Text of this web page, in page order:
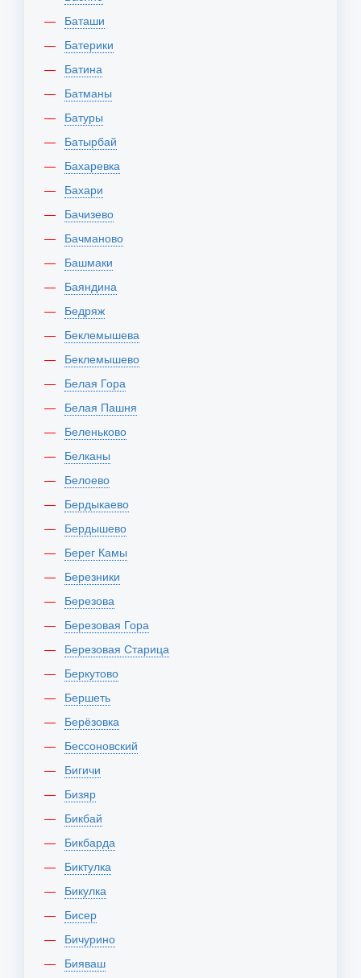
Баташи
Батерики
Батина
Батманы
Батуры
Батырбай
Бахаревка
Бахари
Бачизево
Бачманово
Башмаки
Баяндина
Бедряж
Беклемышева
Беклемышево
Белая Гора
Белая Пашня
Беленьково
Белканы
Белоево
Бердыкаево
Бердышево
Берег Камы
Березники
Березова
Березовая Гора
Березовая Старица
Беркутово
Бершеть
Берёзовка
Бессоновский
Бигичи
Бизяр
Бикбай
Бикбарда
Биктулка
Бикулка
Бисер
Бичурино
Бияваш